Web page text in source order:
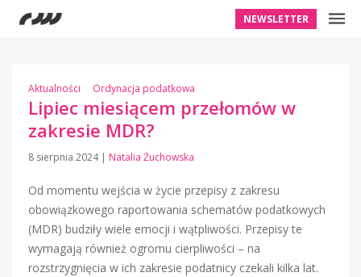
NEWSLETTER
Aktualności Ordynacja podatkowa
Lipiec miesiącem przełomów w
zakresie MDR?
8 sierpnia 2024 | Natalia Żuchowska
Od momentu wejścia w życie przepisy z zakresu
obowiązkowego raportowania schematów podatkowych
(MDR) budziły wiele emocji i wątpliwości. Przepisy te
wymagają również ogromu cierpliwości – na
rozstrzygnięcia w ich zakresie podatnicy czekali kilka lat.